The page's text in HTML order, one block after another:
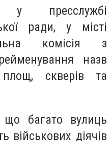
пресслужбі
ради, у місті
комісія з
назв
площ, скверів та
багато вулиць
військових діячів